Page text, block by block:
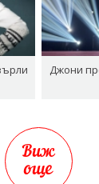
Джони
Виж
още